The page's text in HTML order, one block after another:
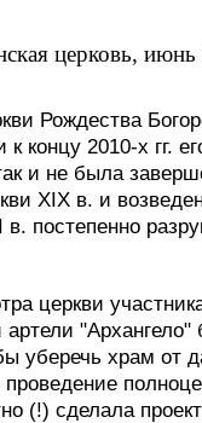
церковь, июнь
Рождества
концу 2010-х гг.
и не была
XIX в. и
постепенно
церкви
уберечь храм от
(!) сделала